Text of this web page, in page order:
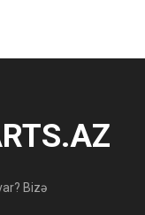
Bizə